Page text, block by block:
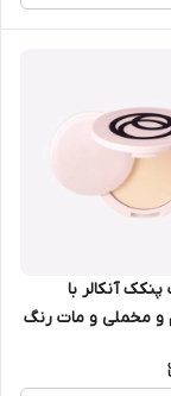
آنکالر با
مخملی و مات رنگ